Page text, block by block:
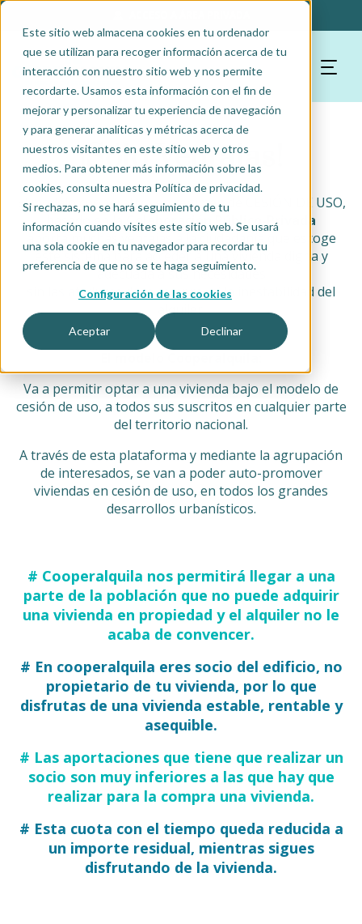
Este sitio web almacena cookies en tu ordenador
que se utilizan para recoger información acerca de tu
interacción con nuestro sitio web y nos permite
recordarte. Usamos esta información con el fin de
mejorar y personalizar tu experiencia de navegación
y para generar analíticas y métricas acerca de
nuestros visitantes en este sitio web y otros
medios. Para obtener más información sobre las
cookies, consulta nuestra Política de privacidad.
Si rechazas, no se hará seguimiento de tu
información cuando visites este sitio web. Se usará
una sola cookie en tu navegador para recordar tu
preferencia de que no se te haga seguimiento.
Configuración de las cookies
Aceptar Declinar
¡Sólo Ventajas!
El modelo cooperativo en régimen de CESIÓN DE USO,
basado en la Colaboración Público-Privada
aporta muchas ventajas a la ciudadanía que escoge
este sistema para acceder a una vivienda digna y
adecuada a sus necesidades
sin las ataduras de la compra, ni la inestabilidad del
alquiler.
Va a permitir optar a una vivienda bajo el modelo de
cesión de uso, a todos sus suscritos en cualquier parte
del territorio nacional.
A través de esta plataforma y mediante la agrupación
de interesados, se van a poder auto-promover
viviendas en cesión de uso, en todos los grandes
desarrollos urbanísticos.
# Cooperalquila nos permitirá llegar a una
parte de la población que no puede adquirir
una vivienda en propiedad y el alquiler no le
acaba de convencer.
# En cooperalquila eres socio del edificio, no
propietario de tu vivienda, por lo que
disfrutas de una vivienda estable, rentable y
asequible.
# Las aportaciones que tiene que realizar un
socio son muy inferiores a las que hay que
realizar para la compra una vivienda.
# Esta cuota con el tiempo queda reducida a
un importe residual, mientras sigues
disfrutando de la vivienda.